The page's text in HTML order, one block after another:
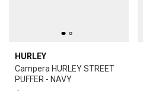
HURLEY
Campera HURLEY STREET
PUFFER - NAVY